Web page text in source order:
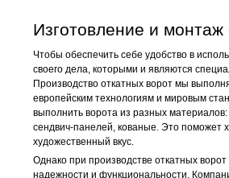
Изготовление и
Чтобы обеспечить себе удобство в
своего дела, которыми и являются
Производство откатных ворот мы
европейским технологиям и мировым
выполнить ворота из разных
сендвич-панелей, кованые. Это поможет
художественный вкус.
Однако при производстве откатных
надежности и функциональности.